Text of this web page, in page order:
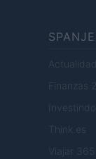
Actualidad
Finanzas
Think.es
Viajar 365